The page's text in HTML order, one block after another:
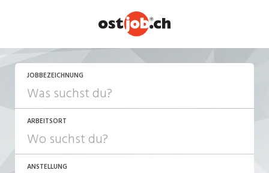
JOBBEZEICHNUNG
ARBEITSORT
ANSTELLUNG